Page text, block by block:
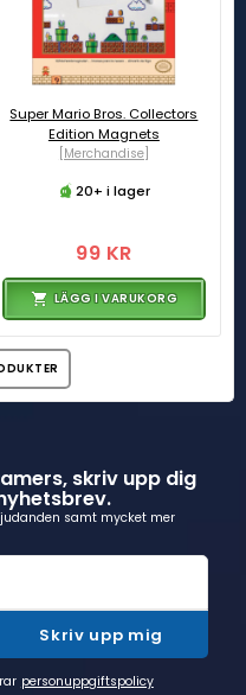
Super Mario Bros. Collectors
Edition Magnets
[Merchandise]
20+ i lager
99 KR
LÄGG I VARUKORG
skriv upp dig
samt mycket mer
Skriv upp mig
personuppgiftspolicy